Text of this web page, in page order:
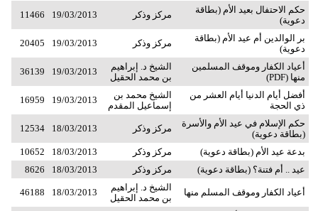
حكم الاحتفال بعيد الأم (بطاقة
دعوية)
مركز وذكر 19/03/2013
11466
بر الوالدين أم عيد الأم (بطاقة
دعوية)
مركز وذكر 19/03/2013
20405
أعياد الكفار وموقف المسلمين
منها (PDF)
الشيخ د. إبراهيم
بن محمد الحقيل
19/03/2013
36139
أفضل أيام الدنيا أيام العشر من
ذي الحجة
الشيخ محمد بن
إسماعيل المقدم
19/03/2013
16959
حكم الإسلام في عيد الأم والأسرة
(بطاقة دعوية)
مركز وذكر 18/03/2013
12534
بدعة عيد الأم (بطاقة دعوية) مركز وذكر 18/03/2013
10652
عيد .. أم فتنة؟ (بطاقة دعوية)
مركز وذكر 18/03/2013
8626
أعياد الكفار وموقف المسلم منها
الشيخ د. إبراهيم
بن محمد الحقيل
18/03/2013
46188